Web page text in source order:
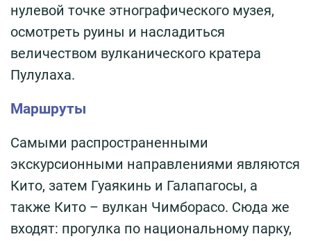
нулевой точке этнографического музея,
осмотреть руины и насладиться
величеством вулканического кратера
Пулулаха.
Маршруты
Самыми распространенными
экскурсионными направлениями являются
Кито, затем Гуаякинь и Галапагосы, а
также Кито – вулкан Чимборасо. Сюда же
входят: прогулка по национальному парку,